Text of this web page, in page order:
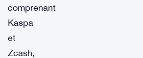
comprenant
Kaspa
et
Zcash,